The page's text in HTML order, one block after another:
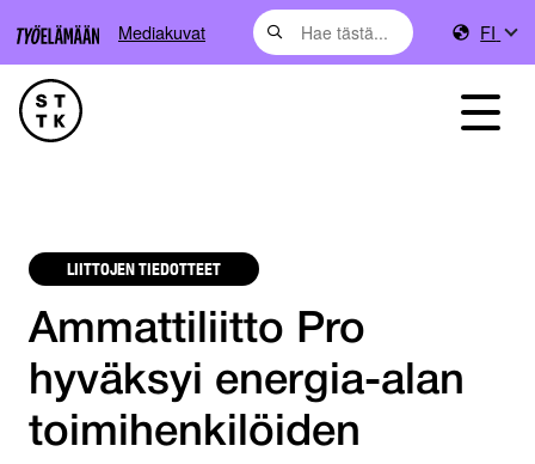
Mediakuvat FI
LIITTOJEN TIEDOTTEET
Ammattiliitto Pro
hyväksyi energia-alan
toimihenkilöiden